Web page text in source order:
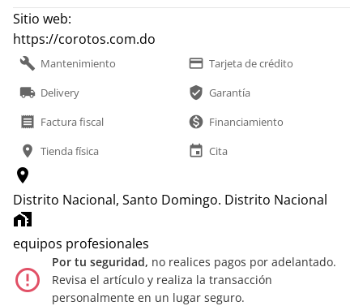
Sitio web:
https://corotos.com.do
build Mantenimiento payment Tarjeta de crédito
local_shipping Delivery verified_user Garantía
receipt Factura fiscal monetization_on Financiamiento
location_on Tienda física event Cita
location_on
Distrito Nacional, Santo Domingo. Distrito Nacional
home_work
equipos profesionales
error_outline
Por tu seguridad, no realices pagos por adelantado.
Revisa el artículo y realiza la transacción
personalmente en un lugar seguro.